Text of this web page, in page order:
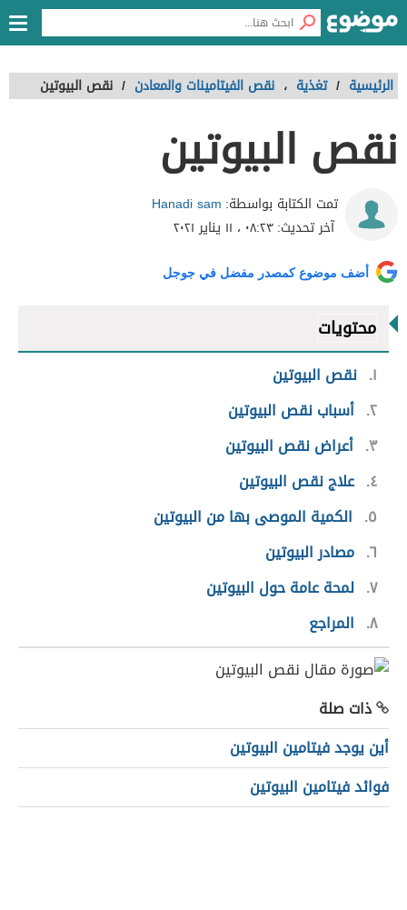
الرئيسية / تغذية ، نقص الفيتامينات والمعادن / نقص البيوتين
نقص البيوتين
تمت الكتابة بواسطة: Hanadi sam
آخر تحديث:٠٨:٢٣ ، ١١ يناير ٢٠٢١
أضف موضوع كمصدر مفضل في جوجل
محتويات
١ نقص البيوتين
٢ أسباب نقص البيوتين
٣ أعراض نقص البيوتين
٤ علاج نقص البيوتين
٥
الكمية الموصى بها من البيوتين
٦ مصادر البيوتين
٧ لمحة عامة حول البيوتين
٨ المراجع
ذات صلة
أين يوجد فيتامين البيوتين
فوائد فيتامين البيوتين